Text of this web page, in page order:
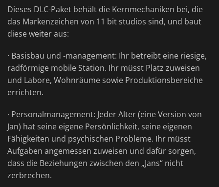
Dieses DLC-Paket behält die Kernmechaniken bei, die
das Markenzeichen von 11 bit studios sind, und baut
diese weiter aus:
· Basisbau und -management: Ihr betreibt eine riesige,
radförmige mobile Station. Ihr müsst Platz zuweisen
und Labore, Wohnräume sowie Produktionsbereiche
errichten.
· Personalmanagement: Jeder Alter (eine Version von
Jan) hat seine eigene Persönlichkeit, seine eigenen
Fähigkeiten und psychischen Probleme. Ihr müsst
Aufgaben angemessen zuweisen und dafür sorgen,
dass die Beziehungen zwischen den „Jans“ nicht
zerbrechen.